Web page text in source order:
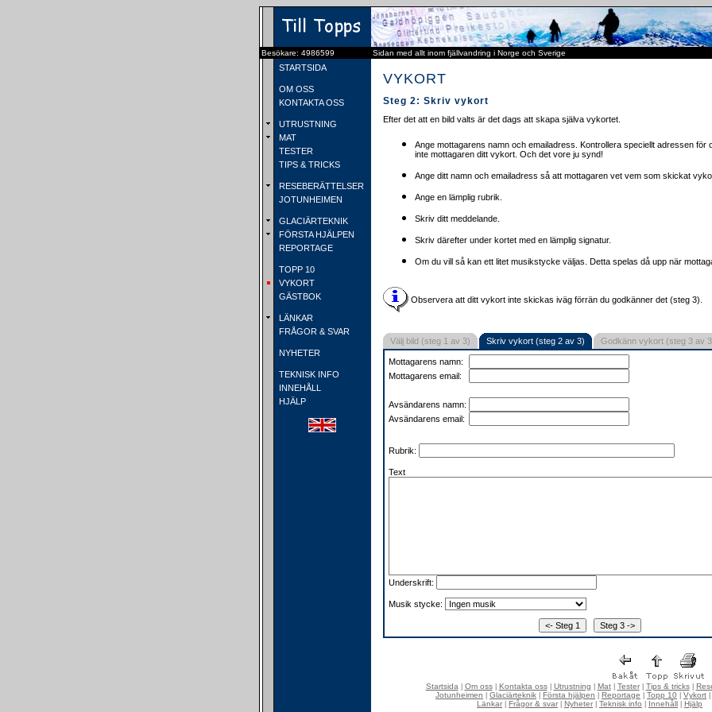
Besökare: 4986599 Sidan med allt inom fjällvandring i Norge och Sverige
STARTSIDA
OM OSS
KONTAKTA OSS
UTRUSTNING
MAT
TESTER
TIPS & TRICKS
RESEBERÄTTELSER
JOTUNHEIMEN
GLACIÄRTEKNIK
FÖRSTA HJÄLPEN
REPORTAGE
TOPP 10
VYKORT
GÄSTBOK
LÄNKAR
FRÅGOR & SVAR
NYHETER
TEKNISK INFO
INNEHÅLL
HJÄLP
VYKORT
Steg 2: Skriv vykort
Efter det att en bild valts är det dags att skapa själva vykortet.
Ange mottagarens namn och emailadress. Kontrollera speciellt adressen för
inte mottagaren ditt vykort. Och det vore ju synd!
Ange ditt namn och emailadress så att mottagaren vet vem som skickat
Ange en lämplig rubrik.
Skriv ditt meddelande.
Skriv därefter under kortet med en lämplig signatur.
Om du vill så kan ett litet musikstycke väljas. Detta spelas då upp när
Observera att ditt vykort inte skickas iväg förrän du godkänner det (steg 3).
Välj bild (steg 1 av 3) Skriv vykort (steg 2 av 3) Godkänn vykort (steg 3 av
Mottagarens namn:
Mottagarens email:
Avsändarens namn:
Avsändarens email:
Rubrik:
Text
Underskrift:
Musik stycke:
Startsida| Om oss| Kontakta oss| Utrustning Mat| Tester| Tips & tricks|
Jotunheimen
Glaciärteknik Första hjälpen Reportage Topp 10 Vykort
Länkar
Frågor & svar Nyheter Teknisk info Innehåll Hjälp